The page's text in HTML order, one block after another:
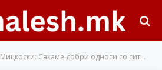
Мицкоски: Сакаме добри односи со сите соседи, но прво заштита на интересот на државата